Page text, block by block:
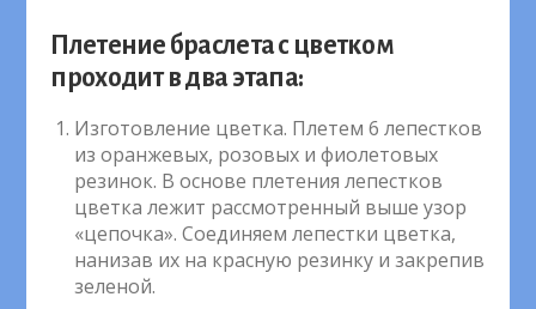
Плетение браслета с цветком
проходит в два этапа:
Изготовление цветка. Плетем 6 лепестков
из оранжевых, розовых и фиолетовых
резинок. В основе плетения лепестков
цветка лежит рассмотренный выше узор
«цепочка». Соединяем лепестки цветка,
нанизав их на красную резинку и закрепив
зеленой.